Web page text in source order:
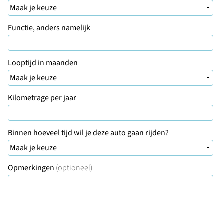
Functie, anders namelijk
Looptijd in maanden
Kilometrage per jaar
Binnen hoeveel tijd wil je deze auto gaan rijden?
Opmerkingen (optioneel)